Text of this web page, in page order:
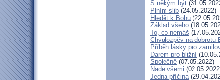
S někým být
Plním slib (24.05.2022)
Hledět k Bohu
Základ všeho
To, co nemáš
Chvalozpěv na dobrotu
Příběh lásky pro
Darem pro bližní
Společně (07.05.2022)
Nade všemi
Jedna příčina